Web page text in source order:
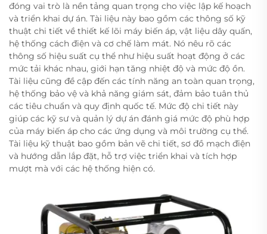
đóng vai trò là nền tảng quan trọng cho việc lập kế hoạch
và triển khai dự án. Tài liệu này bao gồm các thông số kỹ
thuật chi tiết về thiết kế lõi máy biến áp, vật liệu dây quấn,
hệ thống cách điện và cơ chế làm mát. Nó nêu rõ các
thông số hiệu suất cụ thể như hiệu suất hoạt động ở các
mức tải khác nhau, giới hạn tăng nhiệt độ và mức độ ồn.
Tài liệu cũng đề cập đến các tính năng an toàn quan trọng,
hệ thống bảo vệ và khả năng giám sát, đảm bảo tuân thủ
các tiêu chuẩn và quy định quốc tế. Mức độ chi tiết này
giúp các kỹ sư và quản lý dự án đánh giá mức độ phù hợp
của máy biến áp cho các ứng dụng và môi trường cụ thể.
Tài liệu kỹ thuật bao gồm bản vẽ chi tiết, sơ đồ mạch điện
và hướng dẫn lắp đặt, hỗ trợ việc triển khai và tích hợp
mượt mà với các hệ thống hiện có.